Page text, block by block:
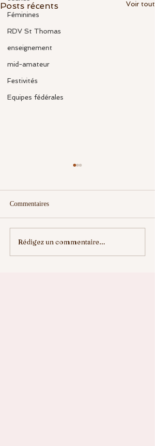
Féminines
RDV St Thomas
enseignement
mid-amateur
Festivités
Equipes fédérales
Posts récents Voir tout
ELLE VA NOUS
Commentaires
Rédigez un commentaire...